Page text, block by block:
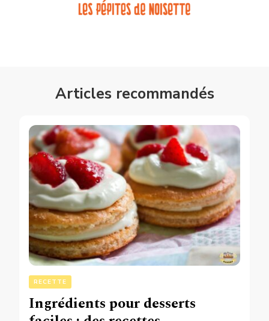
Articles recommandés
RECETTE
Ingrédients pour desserts